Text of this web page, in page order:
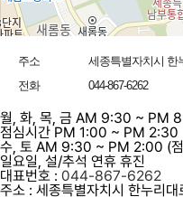
주소
세종특별자치시 한
전화
044-867-6262
월, 화, 목, 금 AM 9:30 ~ PM
점심시간 PM 1:00 ~ PM 2:30
수, 토 AM 9:30 ~ PM 2:00 (
일요일, 설/추석 연휴 휴진
대표번호 : 044-867-6262
주소 : 세종특별자치시 한누리